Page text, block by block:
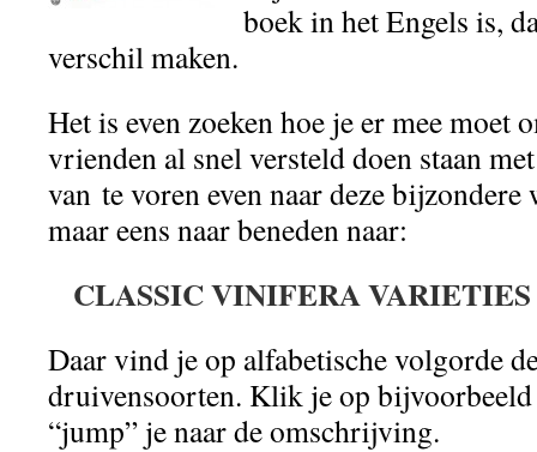
boek in het Engels is,
verschil maken.
Het is even zoeken hoe je er mee moet
vrienden al snel versteld doen staan
van te voren even naar deze bijzondere
maar eens naar beneden naar:
CLASSIC VINIFERA
Daar vind je op alfabetische volgorde
druivensoorten. Klik je op bijvoorbeeld
“jump” je naar de omschrijving.